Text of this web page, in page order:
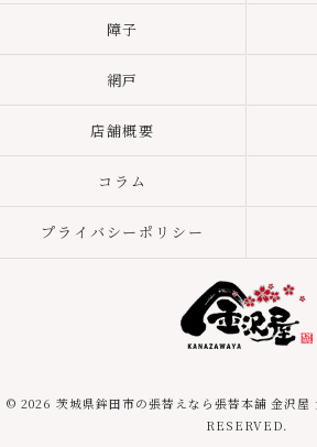
障子
網戸
店舗概要
コラム
プライバシーポリシー
© 2026 茨城県鉾田市の張替えなら張替本舗 金沢
RESERVED.